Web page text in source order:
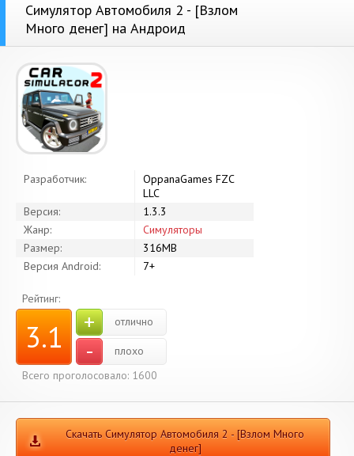
Симулятор Автомобиля 2 - [Взлом
Много денег] на Андроид
Разработчик:
OppanaGames FZC
LLC
Версия:
1.3.3
Жанр:
Симуляторы
Размер:
316MB
Версия Android:
7+
Рейтинг:
3.1 + отлично
-
плохо
Всего проголосовало: 1600
Скачать Симулятор Автомобиля 2 - [Взлом Много
денег]